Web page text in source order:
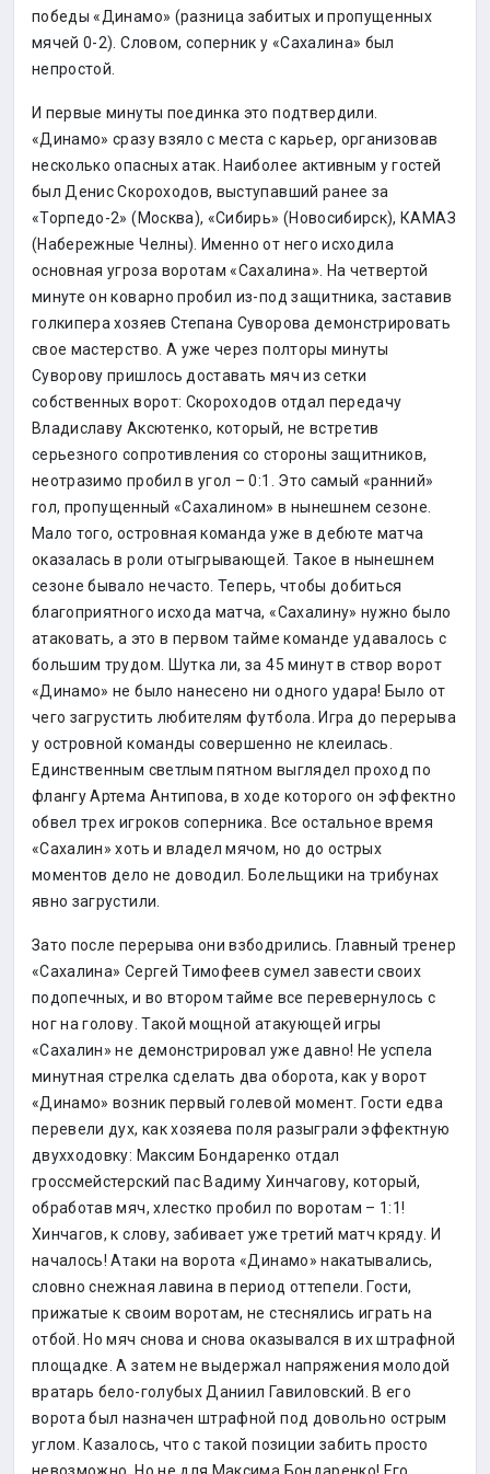
победы «Динамо» (разница забитых и пропущенных
мячей 0-2). Словом, соперник у «Сахалина» был
непростой.
И первые минуты поединка это подтвердили.
«Динамо» сразу взяло с места с карьер, организовав
несколько опасных атак. Наиболее активным у гостей
был Денис Скороходов, выступавший ранее за
«Торпедо-2» (Москва), «Сибирь» (Новосибирск), КАМАЗ
(Набережные Челны). Именно от него исходила
основная угроза воротам «Сахалина». На четвертой
минуте он коварно пробил из-под защитника, заставив
голкипера хозяев Степана Суворова демонстрировать
свое мастерство. А уже через полторы минуты
Суворову пришлось доставать мяч из сетки
собственных ворот: Скороходов отдал передачу
Владиславу Аксютенко, который, не встретив
серьезного сопротивления со стороны защитников,
неотразимо пробил в угол – 0:1. Это самый «ранний»
гол, пропущенный «Сахалином» в нынешнем сезоне.
Мало того, островная команда уже в дебюте матча
оказалась в роли отыгрывающей. Такое в нынешнем
сезоне бывало нечасто. Теперь, чтобы добиться
благоприятного исхода матча, «Сахалину» нужно было
атаковать, а это в первом тайме команде удавалось с
большим трудом. Шутка ли, за 45 минут в створ ворот
«Динамо» не было нанесено ни одного удара! Было от
чего загрустить любителям футбола. Игра до перерыва
у островной команды совершенно не клеилась.
Единственным светлым пятном выглядел проход по
флангу Артема Антипова, в ходе которого он эффектно
обвел трех игроков соперника. Все остальное время
«Сахалин» хоть и владел мячом, но до острых
моментов дело не доводил. Болельщики на трибунах
явно загрустили.
Зато после перерыва они взбодрились. Главный тренер
«Сахалина» Сергей Тимофеев сумел завести своих
подопечных, и во втором тайме все перевернулось с
ног на голову. Такой мощной атакующей игры
«Сахалин» не демонстрировал уже давно! Не успела
минутная стрелка сделать два оборота, как у ворот
«Динамо» возник первый голевой момент. Гости едва
перевели дух, как хозяева поля разыграли эффектную
двухходовку: Максим Бондаренко отдал
гроссмейстерский пас Вадиму Хинчагову, который,
обработав мяч, хлестко пробил по воротам – 1:1!
Хинчагов, к слову, забивает уже третий матч кряду. И
началось! Атаки на ворота «Динамо» накатывались,
словно снежная лавина в период оттепели. Гости,
прижатые к своим воротам, не стеснялись играть на
отбой. Но мяч снова и снова оказывался в их штрафной
площадке. А затем не выдержал напряжения молодой
вратарь бело-голубых Даниил Гавиловский. В его
ворота был назначен штрафной под довольно острым
углом. Казалось, что с такой позиции забить просто